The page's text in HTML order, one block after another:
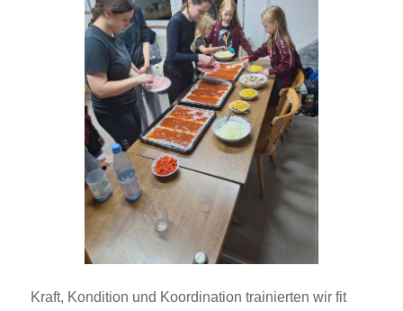
Kraft, Kondition und Koordination trainierten wir fit